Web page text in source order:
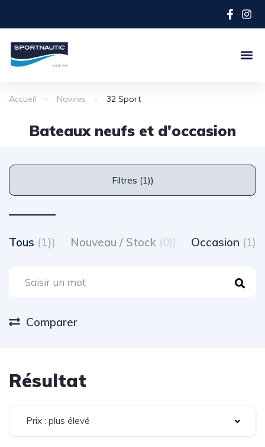
Accueil Navires 32 Sport
Bateaux neufs et d'occasion
Filtres (1))
Tous (1}) Nouveau / Stock (0)) Occasion (1)
Comparer
Résultat
Prix : plus élevé